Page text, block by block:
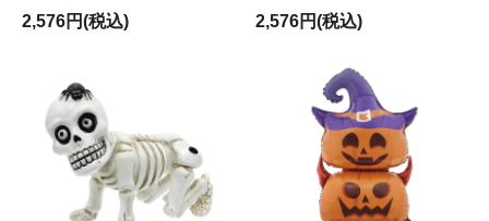
2,576円(税込)
2,576円(税込)